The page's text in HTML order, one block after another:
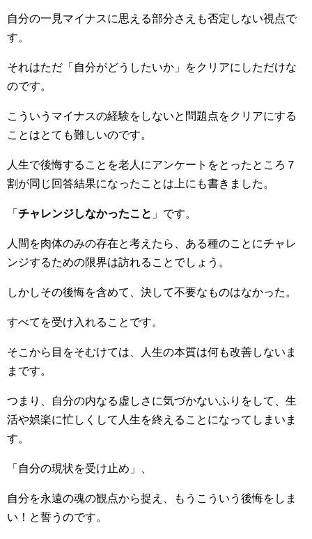
自分の一見マイナスに思える部分さえも否定しない視点で
す。
それはただ「自分がどうしたいか」をクリアにしただけな
のです。
こういうマイナスの経験をしないと問題点をクリアにする
ことはとても難しいのです。
人生で後悔することを老人にアンケートをとったところ７
割が同じ回答結果になったことは上にも書きました。
「 チャレンジしなかったこと 」です。
人間を肉体のみの存在と考えたら、ある種のことにチャレ
ンジするための限界は訪れることでしょう。
しかしその後悔を含めて、決して不要なものはなかった。
すべてを受け入れることです。
そこから目をそむけては、人生の本質は何も改善しないま
まです。
つまり、自分の内なる虚しさに気づかないふりをして、生
活や娯楽に忙しくして人生を終えることになってしまいま
す。
「自分の現状を受け止め」、
自分を永遠の魂の観点から捉え、もうこういう後悔をしま
い！と誓うのです。